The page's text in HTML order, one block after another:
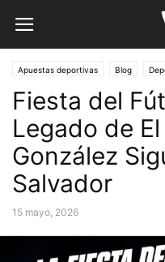
Apuestas deportivas Blog
Fútbol Internacional Preguntas
Fiesta del
Legado de
González
Salvador
15 mayo, 2026